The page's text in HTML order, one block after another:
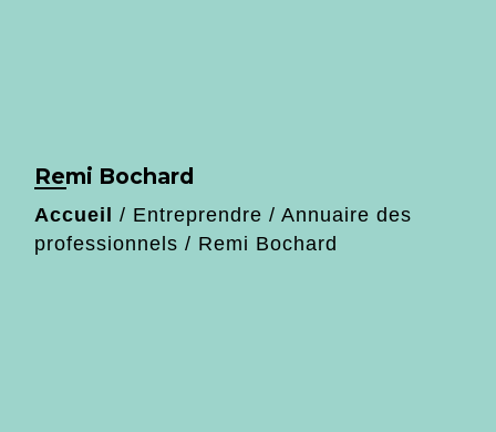
Remi Bochard
Accueil / Entreprendre / Annuaire des
professionnels / Remi Bochard